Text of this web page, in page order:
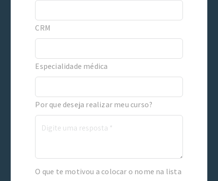
CRM
Especialidade médica
Por que deseja realizar meu curso?
O que te motivou a colocar o nome na lista